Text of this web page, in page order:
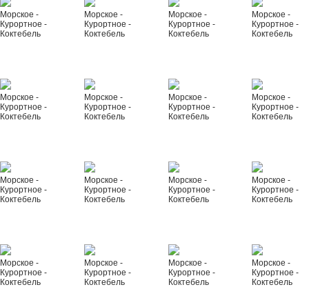
Морское -
Курортное -
Коктебель
Морское -
Курортное -
Коктебель
Морское -
Курортное -
Коктебель
Морское -
Курортное -
Коктебель
Морское -
Курортное -
Коктебель
Морское -
Курортное -
Коктебель
Морское -
Курортное -
Коктебель
Морское -
Курортное -
Коктебель
Морское -
Курортное -
Коктебель
Морское -
Курортное -
Коктебель
Морское -
Курортное -
Коктебель
Морское -
Курортное -
Коктебель
Морское -
Курортное -
Коктебель
Морское -
Курортное -
Коктебель
Морское -
Курортное -
Коктебель
Морское -
Курортное -
Коктебель